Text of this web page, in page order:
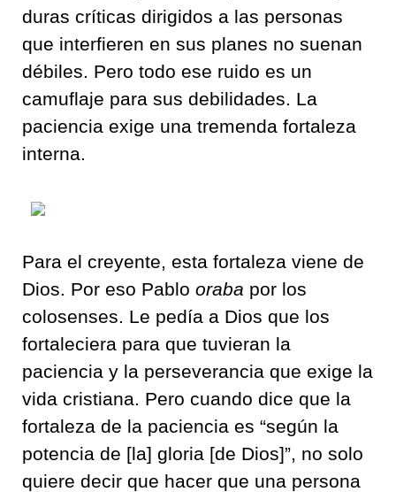
duras críticas dirigidos a las personas
que interfieren en sus planes no suenan
débiles. Pero todo ese ruido es un
camuflaje para sus debilidades. La
paciencia exige una tremenda fortaleza
interna.
Para el creyente, esta fortaleza viene de
Dios. Por eso Pablo oraba por los
colosenses. Le pedía a Dios que los
fortaleciera para que tuvieran la
paciencia y la perseverancia que exige la
vida cristiana. Pero cuando dice que la
fortaleza de la paciencia es “según la
potencia de [la] gloria [de Dios]”, no solo
quiere decir que hacer que una persona